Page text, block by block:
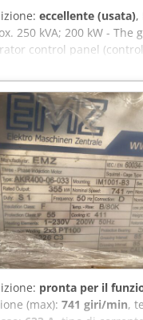
eccellente (usata),
250 kVA; 200 kW -
control panel
can operate in
within
operation is also
by hand.
oil temperature,
power, diesel
pronta per il
(max): 741 giri/min,